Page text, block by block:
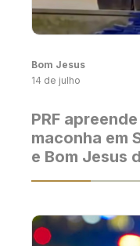
Bom Jesus
14 de julho
PRF
maconha em
e Bom Jesus